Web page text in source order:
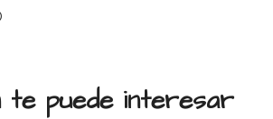
te puede interesar